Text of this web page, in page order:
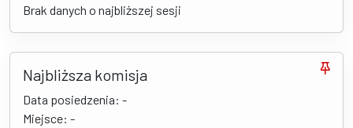
Brak danych o najbliższej sesji
Najbliższa komisja
Data posiedzenia: -
Miejsce: -